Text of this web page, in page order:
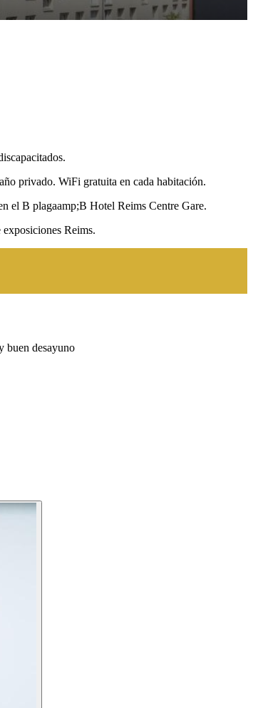
privado. WiFi gratuita en cada habitación.
el B plagaamp;B Hotel Reims Centre Gare.
Reims.
buen desayuno